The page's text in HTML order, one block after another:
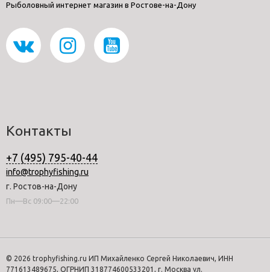
Рыболовный интернет магазин в Ростове-на-Дону
Контакты
+7 (495) 795-40-44
info@trophyfishing.ru
г. Ростов-на-Дону
Пн—Вс 09:00—22:00
© 2026 trophyfishing.ru ИП Михайленко Сергей Николаевич, ИНН
771613489675, ОГРНИП 318774600533201, г. Москва ул.